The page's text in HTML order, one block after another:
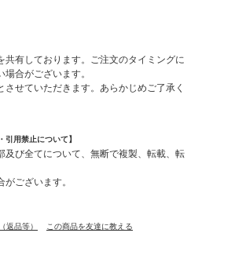
有しております。ご注文のタイミングに
合がございます。
せていただきます。あらかじめご了承く
引用禁止について】
び全てについて、無断で複製、転載、転
ございます。
返品等）
この商品を友達に教える